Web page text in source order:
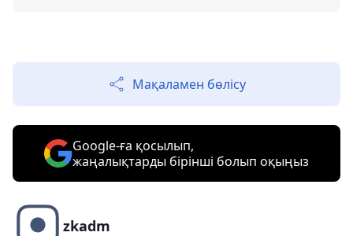
Мақаламен бөлісу
Google-ға қосылып,
жаңалықтарды бірінші болып оқыңыз
zkadm